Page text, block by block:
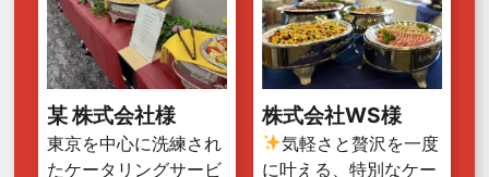
某 株式会社様
東京を中心に洗練され
たケータリングサービ
株式会社WS様
気軽さと贅沢を一度
に叶える、特別なケー